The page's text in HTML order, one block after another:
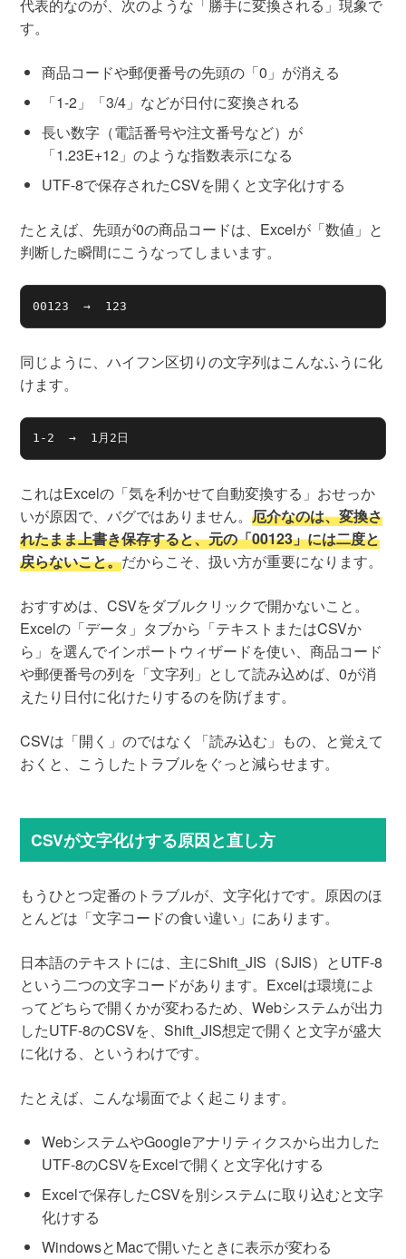
代表的なのが、次のような「勝手に変換される」現象で
す。
商品コードや郵便番号の先頭の「0」が消える
「1-2」「3/4」などが日付に変換される
長い数字（電話番号や注文番号など）が
「1.23E+12」のような指数表示になる
UTF-8で保存されたCSVを開くと文字化けする
たとえば、先頭が0の商品コードは、Excelが「数値」と
判断した瞬間にこうなってしまいます。
00123  →  123
同じように、ハイフン区切りの文字列はこんなふうに化
けます。
1-2  →  1月2日
これはExcelの「気を利かせて自動変換する」おせっか
いが原因で、バグではありません。厄介なのは、変換さ
れたまま上書き保存すると、元の「00123」には二度と
戻らないこと。だからこそ、扱い方が重要になります。
おすすめは、CSVをダブルクリックで開かないこと。
Excelの「データ」タブから「テキストまたはCSVか
ら」を選んでインポートウィザードを使い、商品コード
や郵便番号の列を「文字列」として読み込めば、0が消
えたり日付に化けたりするのを防げます。
CSVは「開く」のではなく「読み込む」もの、と覚えて
おくと、こうしたトラブルをぐっと減らせます。
CSVが文字化けする原因と直し方
もうひとつ定番のトラブルが、文字化けです。原因のほ
とんどは「文字コードの食い違い」にあります。
日本語のテキストには、主にShift_JIS（SJIS）とUTF-8
という二つの文字コードがあります。Excelは環境によ
ってどちらで開くかが変わるため、Webシステムが出力
したUTF-8のCSVを、Shift_JIS想定で開くと文字が盛大
に化ける、というわけです。
たとえば、こんな場面でよく起こります。
WebシステムやGoogleアナリティクスから出力した
UTF-8のCSVをExcelで開くと文字化けする
Excelで保存したCSVを別システムに取り込むと文字
化けする
WindowsとMacで開いたときに表示が変わる